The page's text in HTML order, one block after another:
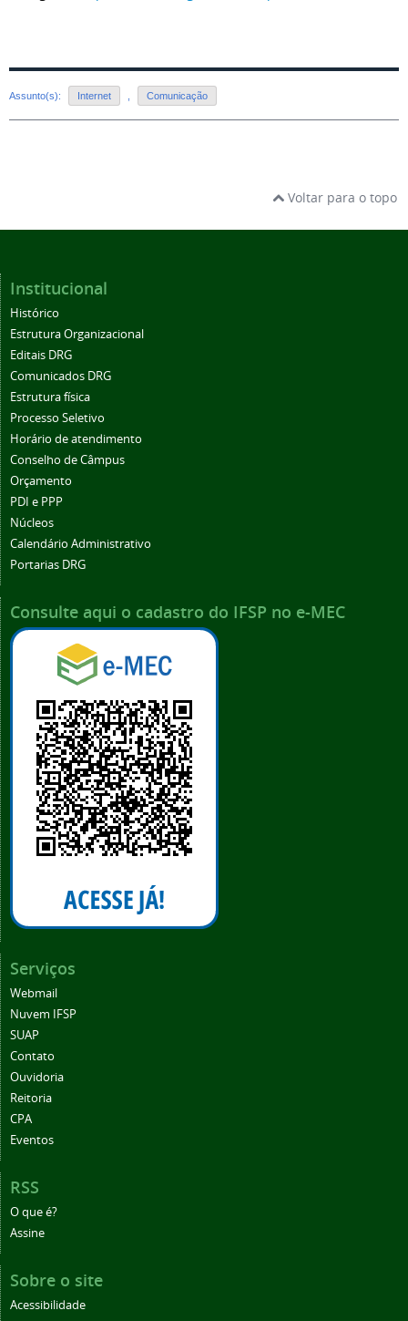
Assunto(s): Internet Comunicação
Voltar para o topo
Institucional
Histórico
Estrutura Organizacional
Editais DRG
Comunicados DRG
Estrutura física
Processo Seletivo
Horário de atendimento
Conselho de Câmpus
Orçamento
PDI e PPP
Núcleos
Calendário Administrativo
Portarias DRG
Consulte aqui o cadastro do IFSP no e-MEC
Serviços
Webmail
Nuvem IFSP
SUAP
Contato
Ouvidoria
Reitoria
CPA
Eventos
RSS
O que é?
Assine
Sobre o site
Acessibilidade